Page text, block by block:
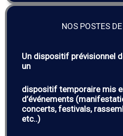
NOS POSTES
Un dispositif prévisionnel
un
dispositif temporaire mis
d’événements
concerts, festivals,
etc..)